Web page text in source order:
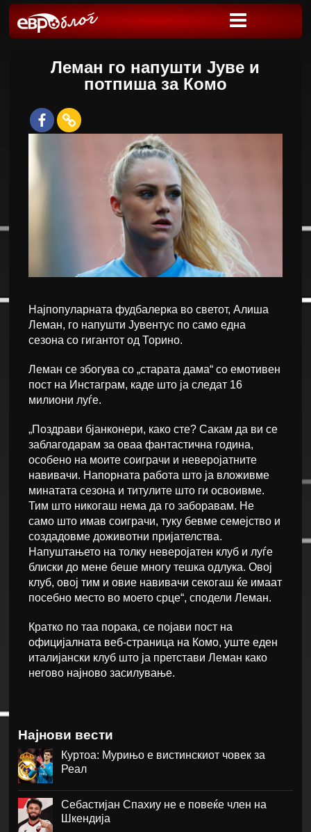
Леман го напушти Јуве и
потпиша за Комо
Најпопуларната фудбалерка во светот, Алиша
Леман, го напушти Јувентус по само една
сезона со гигантот од Торино.
Леман се збогува со „старата дама“ со емотивен
пост на Инстаграм, каде што ја следат 16
милиони луѓе.
„Поздрави бјанконери, како сте? Сакам да ви се
заблагодарам за оваа фантастична година,
особено на моите соиграчи и неверојатните
навивачи. Напорната работа што ја вложивме
минатата сезона и титулите што ги освоивме.
Тим што никогаш нема да го заборавам. Не
само што имав соиграчи, туку бевме семејство и
создадовме доживотни пријателства.
Напуштањето на толку неверојатен клуб и луѓе
блиски до мене беше многу тешка одлука. Овој
клуб, овој тим и овие навивачи секогаш ќе имаат
посебно место во моето срце“, сподели Леман.
Кратко по таа порака, се појави пост на
официјалната веб-страница на Комо, уште еден
италијански клуб што ја претстави Леман како
негово најново засилување.
Најнови вести
Куртоа: Мурињо е вистинскиот човек за
Реал
Себастијан Спахиу не е повеќе член на
Шкендија